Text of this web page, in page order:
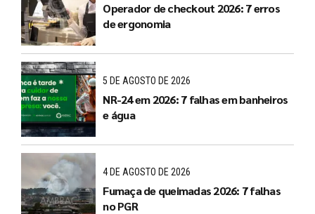
Operador de checkout 2026: 7 erros
de ergonomia
5 DE AGOSTO DE 2026
NR-24 em 2026: 7 falhas em banheiros
e água
4 DE AGOSTO DE 2026
Fumaça de queimadas 2026: 7 falhas
no PGR